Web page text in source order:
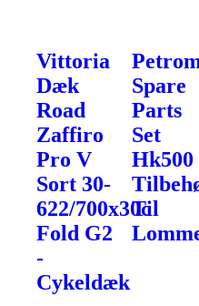
Vittoria
Dæk
Road
Zaffiro
Pro V
Sort 30-
622/700x30c
Fold G2
-
Cykeldæk
Spare
Parts
Set
Hk500
Til